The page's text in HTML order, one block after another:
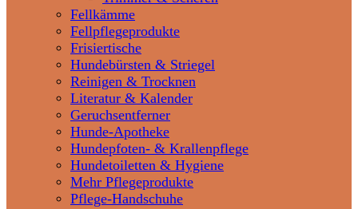
Fellkämme
Fellpflegeprodukte
Frisiertische
Hundebürsten & Striegel
Reinigen & Trocknen
Literatur & Kalender
Geruchsentferner
Hunde-Apotheke
Hundepfoten- & Krallenpflege
Hundetoiletten & Hygiene
Mehr Pflegeprodukte
Pflege-Handschuhe